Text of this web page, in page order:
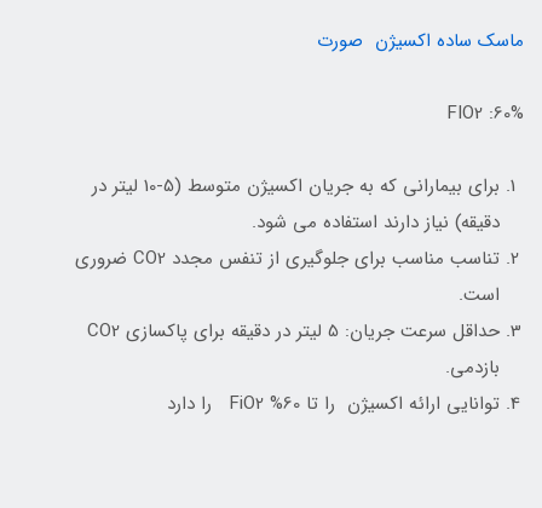
ماسک ساده اکسیژن صورت
FIO2 :60%
برای بیمارانی که به جریان اکسیژن متوسط (5-10 لیتر در
دقیقه) نیاز دارند استفاده می شود.
تناسب مناسب برای جلوگیری از تنفس مجدد CO2 ضروری
است.
حداقل سرعت جریان: 5 لیتر در دقیقه برای پاکسازی CO2
بازدمی.
توانایی ارائه اکسیژن را تا 60% FiO2 را دارد